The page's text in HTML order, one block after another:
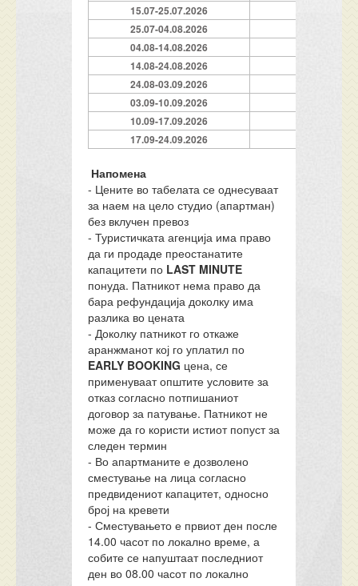
15.07-25.07.2026
25.07-04.08.2026
04.08-14.08.2026
14.08-24.08.2026
24.08-03.09.2026
03.09-10.09.2026
10.09-17.09.2026
17.09-24.09.2026
Напомена
- Цените во табелата се однесуваат
за наем на цело студио (апартман)
без вклучен превоз
- Туристичката агенција има право
да ги продаде преостанатите
капацитети по LAST MINUTE
понуда. Патникот нема право да
бара рефундација доколку има
разлика во цената
- Доколку патникот го откаже
аранжманот кој го уплатил по
EARLY BOOKING цена, се
применуваат општите условите за
отказ согласно потпишаниот
договор за патување. Патникот не
може да го користи истиот попуст за
следен термин
- Во апартманите е дозволено
сместување на лица согласно
предвидениот капацитет, односно
број на кревети
- Сместувањето е првиот ден после
14.00 часот по локално време, а
собите се напуштаат последниот
ден во 08.00 часот по локално